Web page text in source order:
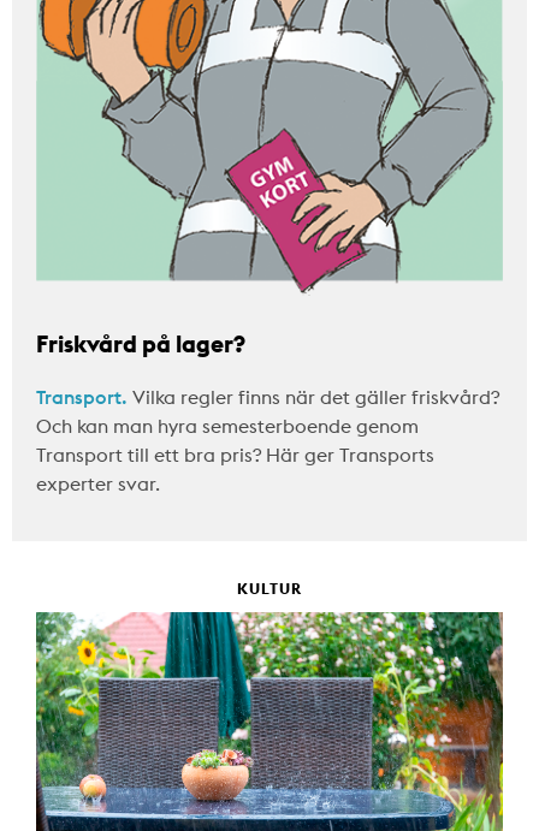
Friskvård på lager?
Transport. Vilka regler finns när det gäller friskvård?
Och kan man hyra semesterboende genom
Transport till ett bra pris? Här ger Transports
experter svar.
KULTUR